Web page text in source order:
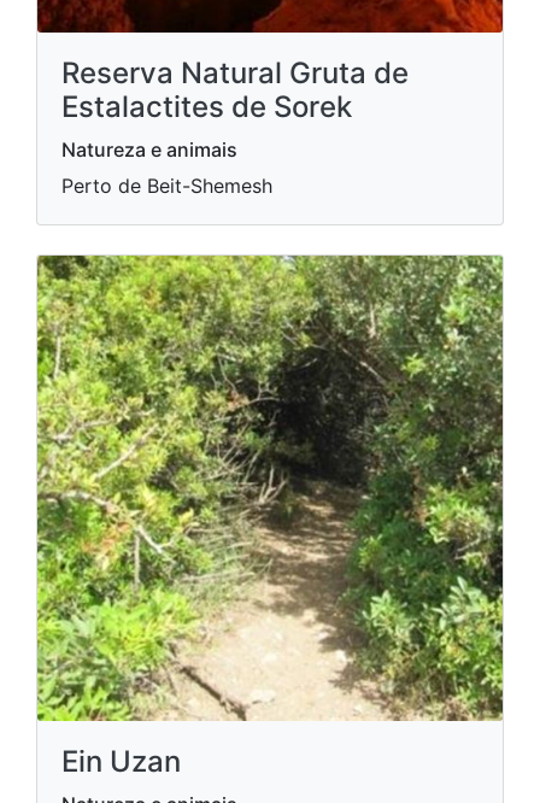
Reserva Natural Gruta de
Estalactites de Sorek
Natureza e animais
Perto de Beit-Shemesh
Ein Uzan